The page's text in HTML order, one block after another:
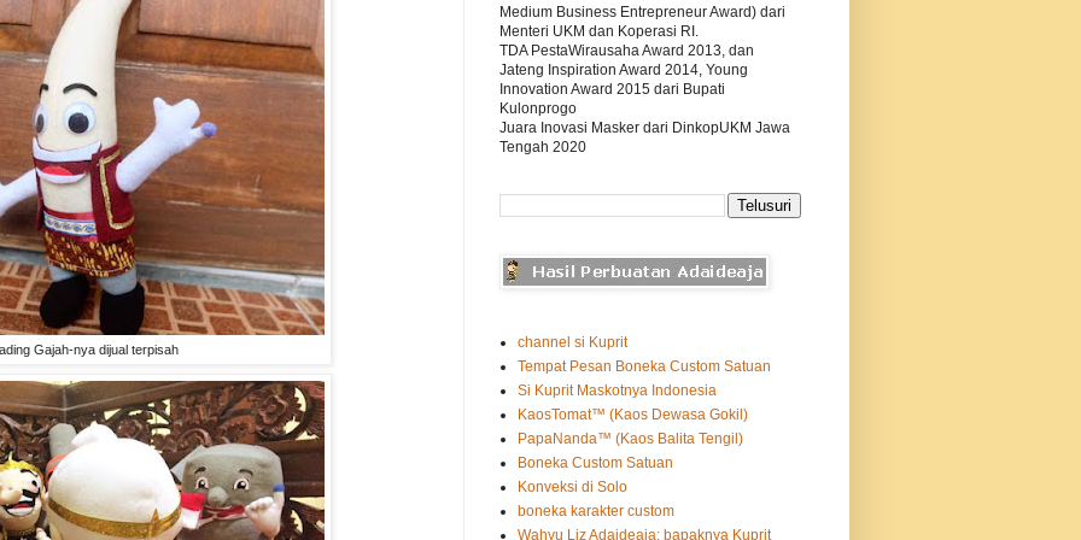
Gajah-nya dijual terpisah
Medium Business Entrepreneur Award) dari
Menteri UKM dan Koperasi RI.
TDA PestaWirausaha Award 2013, dan
Jateng Inspiration Award 2014, Young
Innovation Award 2015 dari Bupati
Kulonprogo
Juara Inovasi Masker dari DinkopUKM Jawa
Tengah 2020
channel si Kuprit
Tempat Pesan Boneka Custom Satuan
Si Kuprit Maskotnya Indonesia
KaosTomat™ (Kaos Dewasa Gokil)
PapaNanda™ (Kaos Balita Tengil)
Boneka Custom Satuan
Konveksi di Solo
boneka karakter custom
Wahyu Liz Adaideaja: bapaknya Kuprit